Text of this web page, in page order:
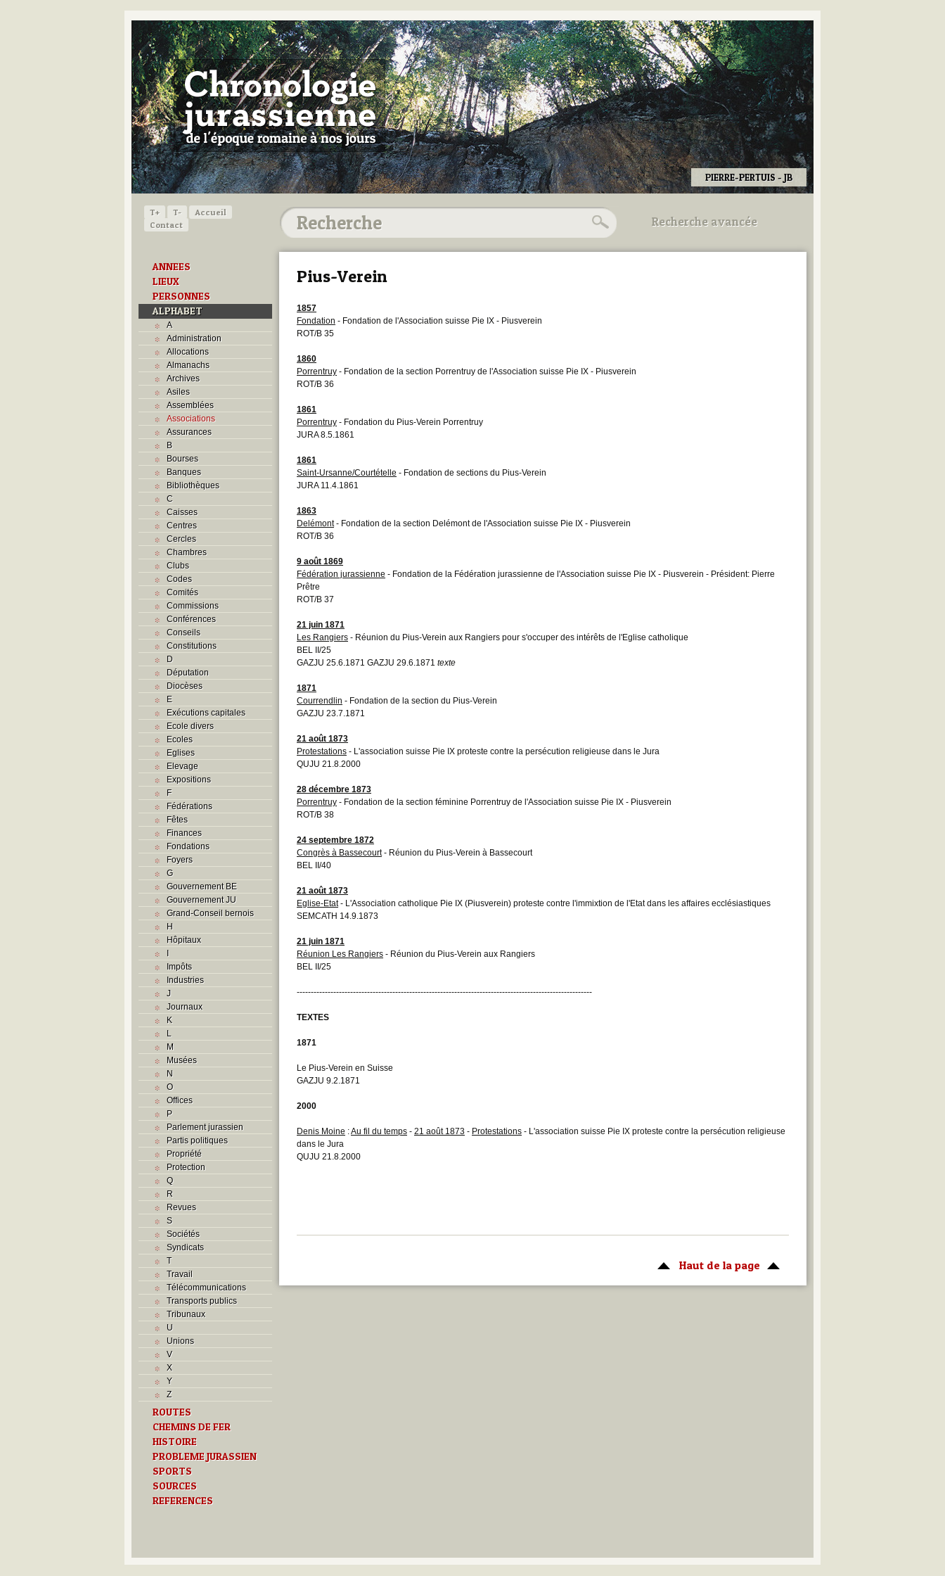
PIERRE-PERTUIS - JB
T+ T-
Accueil
Contact
ANNEES
LIEUX
PERSONNES
ALPHABET
A
Administration
Allocations
Almanachs
Archives
Asiles
Assemblées
Associations
Assurances
B
Bourses
Banques
Bibliothèques
C
Caisses
Centres
Cercles
Chambres
Clubs
Codes
Comités
Commissions
Conférences
Conseils
Constitutions
D
Députation
Diocèses
E
Exécutions capitales
Ecole divers
Ecoles
Eglises
Elevage
Expositions
F
Fédérations
Fêtes
Finances
Fondations
Foyers
G
Gouvernement BE
Gouvernement JU
Grand-Conseil bernois
H
Hôpitaux
I
Impôts
Industries
J
Journaux
K
L
M
Musées
N
O
Offices
P
Parlement jurassien
Partis politiques
Propriété
Protection
Q
R
Revues
S
Sociétés
Syndicats
T
Travail
Télécommunications
Transports publics
Tribunaux
U
Unions
V
X
Y
Z
ROUTES
CHEMINS DE FER
HISTOIRE
PROBLEME JURASSIEN
SPORTS
SOURCES
REFERENCES
Recherche avancée
Utilisez les champs ci-dessous
Pius-Verein
1857
Fondation - Fondation de l'Association suisse Pie IX - Piusverein
ROT/B 35
1860
Porrentruy - Fondation de la section Porrentruy de l'Association suisse Pie IX - Piusverein
ROT/B 36
1861
Porrentruy - Fondation du Pius-Verein Porrentruy
JURA 8.5.1861
1861
Saint-Ursanne/Courtételle - Fondation de sections du Pius-Verein
JURA 11.4.1861
1863
Delémont- Fondation de la section Delémont de l'Association suisse Pie IX - Piusverein
ROT/B 36
9 août 1869
Fédération jurassienne - Fondation de la Fédération jurassienne de l'Association suisse Pie IX - Piusverein - Président: Pierre
Prêtre
ROT/B 37
21 juin 1871
Les Rangiers - Réunion du Pius-Verein aux Rangiers pour s'occuper des intérêts de l'Eglise catholique
BEL II/25
GAZJU 25.6.1871 GAZJU 29.6.1871 texte
1871
Courrendlin - Fondation de la section du Pius-Verein
GAZJU 23.7.1871
21 août 1873
Protestations - L'association suisse Pie IX proteste contre la persécution religieuse dans le Jura
QUJU 21.8.2000
28 décembre 1873
Porrentruy - Fondation de la section féminine Porrentruy de l'Association suisse Pie IX - Piusverein
ROT/B 38
24 septembre 1872
Congrès à Bassecourt- Réunion du Pius-Verein à Bassecourt
BEL II/40
21 août 1873
Eglise-Etat- L'Association catholique Pie IX (Piusverein) proteste contre l'immixtion de l'Etat dans les affaires ecclésiastiques
SEMCATH 14.9.1873
21 juin 1871
Réunion Les Rangiers - Réunion du Pius-Verein aux Rangiers
BEL II/25
---------------------------------------------------------------------------------------------------------
TEXTES
1871
Le Pius-Verein en Suisse
GAZJU 9.2.1871
2000
Denis Moine :Au fil du temps - 21 août 1873 - Protestations - L'association suisse Pie IX proteste contre la persécution religieuse
dans le Jura
QUJU 21.8.2000
Haut de la page